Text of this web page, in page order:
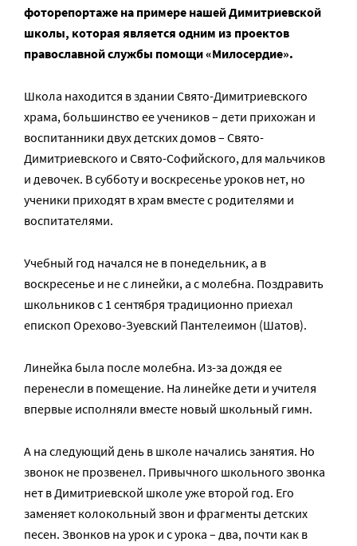
фоторепортаже на примере нашей Димитриевской
школы, которая является одним из проектов
православной службы помощи «Милосердие».
Школа находится в здании Свято-Димитриевского
храма, большинство ее учеников – дети прихожан и
воспитанники двух детских домов – Свято-
Димитриевского и Свято-Софийского, для мальчиков
и девочек. В субботу и воскресенье уроков нет, но
ученики приходят в храм вместе с родителями и
воспитателями.
Учебный год начался не в понедельник, а в
воскресенье и не с линейки, а с молебна. Поздравить
школьников с 1 сентября традиционно приехал
епископ Орехово-Зуевский Пантелеимон (Шатов).
Линейка была после молебна. Из-за дождя ее
перенесли в помещение. На линейке дети и учителя
впервые исполняли вместе новый школьный гимн.
А на следующий день в школе начались занятия. Но
звонок не прозвенел. Привычного школьного звонка
нет в Димитриевской школе уже второй год. Его
заменяет колокольный звон и фрагменты детских
песен. Звонков на урок и с урока – два, почти как в